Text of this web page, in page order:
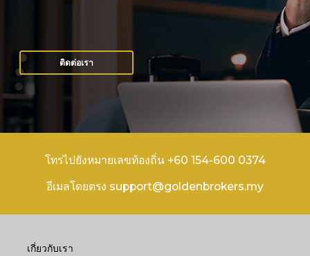
ติดต่อเรา
โทรไปยังหมายเลขท้องถิ่น +60 154-600 0374
อีเมลโดยตรง support@goldenbrokers.my
เกี่ยวกับเรา